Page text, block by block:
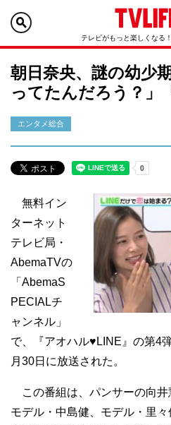
テレビがもっと楽しくなる
朝日奈央、謎の幼少
ってたんだろう？」
エンタメ総合
無料イン
ターネット
テレビ局・
AbemaTVの
「AbemaS
PECIALチ
ャンネル」
で、『アオハル♥LINE』の第4
月30日に放送された。
この番組は、パンサーの向井
モデル・中島健、モデル・里々